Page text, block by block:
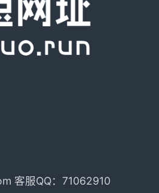
客服QQ：71062910